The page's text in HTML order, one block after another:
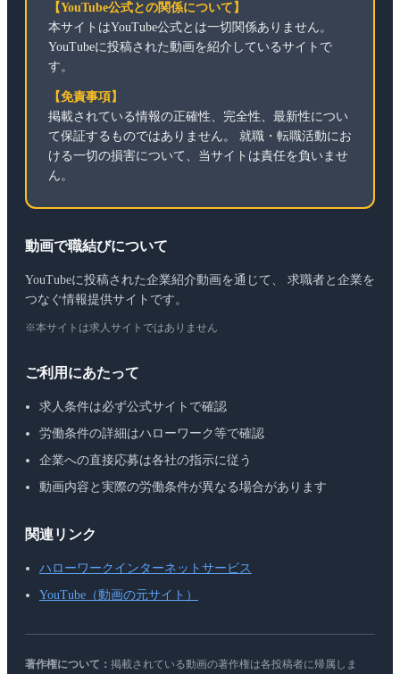
【YouTube公式との関係について】
本サイトはYouTube公式とは一切関係ありません。
YouTubeに投稿された動画を紹介しているサイトで
す。
【免責事項】
掲載されている情報の正確性、完全性、最新性につい
て保証するものではありません。 就職・転職活動にお
ける一切の損害について、当サイトは責任を負いませ
ん。
動画で職結びについて
YouTubeに投稿された企業紹介動画を通じて、 求職者と企業を
つなぐ情報提供サイトです。
※本サイトは求人サイトではありません
ご利用にあたって
求人条件は必ず公式サイトで確認
労働条件の詳細はハローワーク等で確認
企業への直接応募は各社の指示に従う
動画内容と実際の労働条件が異なる場合があります
関連リンク
ハローワークインターネットサービス
YouTube（動画の元サイト）
著作権について： 掲載されている動画の著作権は各投稿者に帰属しま